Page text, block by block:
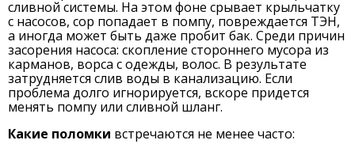
сливной системы. На этом фоне срывает крыльчатку
с насосов, сор попадает в помпу, повреждается ТЭН,
а иногда может быть даже пробит бак. Среди причин
засорения насоса: скопление стороннего мусора из
карманов, ворса с одежды, волос. В результате
затрудняется слив воды в канализацию. Если
проблема долго игнорируется, вскоре придется
менять помпу или сливной шланг.
Какие поломки встречаются не менее часто: